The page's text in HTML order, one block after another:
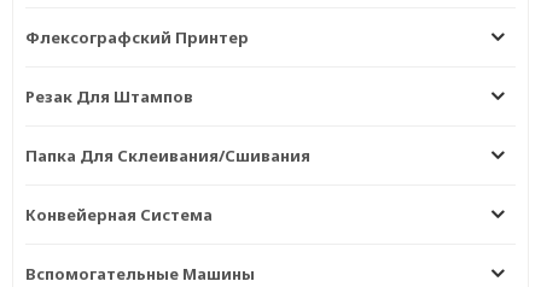
Флексографский Принтер
Резак Для Штампов
Папка Для Склеивания/сшивания
Конвейерная Система
Вспомогательные Машины